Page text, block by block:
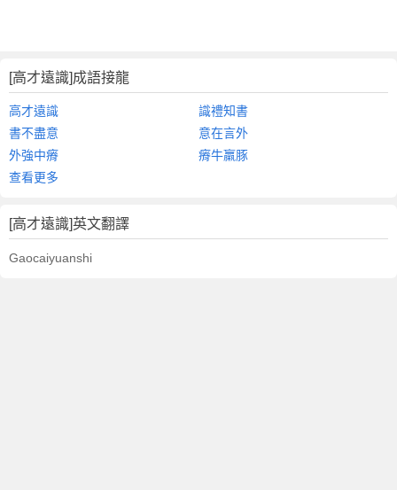
[高才遠識]成語接龍
高才遠識
識禮知書
書不盡意
意在言外
外強中瘠
瘠牛羸豚
查看更多
[高才遠識]英文翻譯
Gaocaiyuanshi